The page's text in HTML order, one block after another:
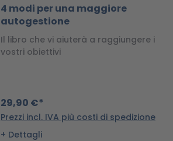
4 modi per una maggiore
autogestione
Il libro che vi aiuterà a raggiungere i
vostri obiettivi
29,90 €*
Prezzi incl. IVA più costi di spedizione
Dettagli